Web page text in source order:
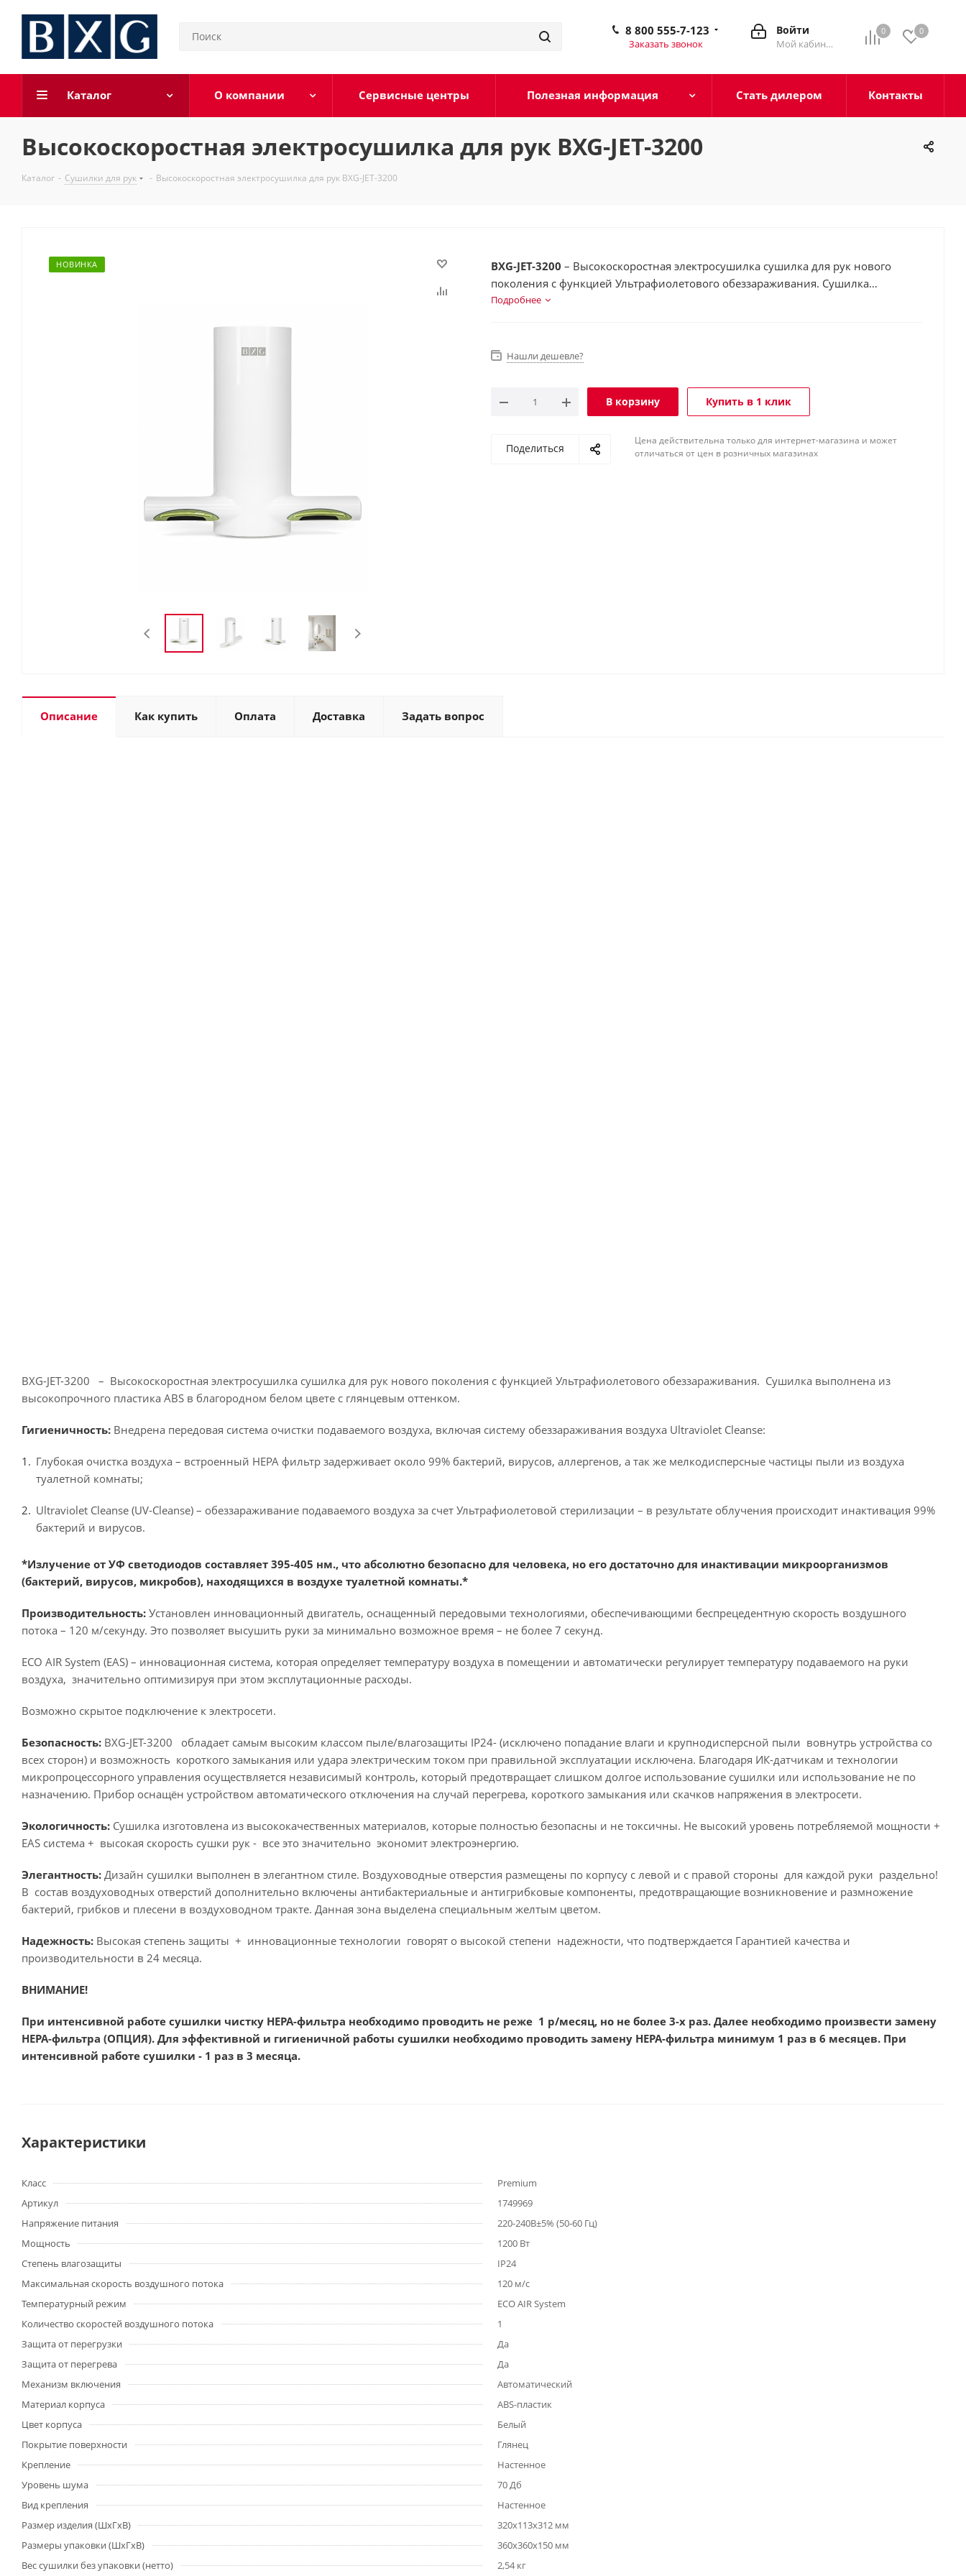
0 0
Войти
Мой кабинет
8 800 555-7-123
Заказать звонок
Каталог О компании Сервисные центры Полезная информация Стать дилером Контакты
Высокоскоростная электросушилка для рук BXG-JET-3200
Каталог - Сушилки для рук - Высокоскоростная электросушилка для рук BXG-JET-3200
НОВИНКА BXG-JET-3200
поколения с функцией Ультрафиолетового обеззараживания. Сушилка
выполнена из высокопрочного пластика ABS в благородном белом цвете с
Подробнее
Нашли дешевле?
В корзину Купить в 1 клик
Поделиться
Цена действительна только для интернет-магазина и может
отличаться от цен в розничных магазинах
Описание Как купить Оплата Доставка Задать вопрос
BXG-JET-3200 – Высокоскоростная электросушилка сушилка для рук нового поколения с функцией Ультрафиолетового обеззараживания. Сушилка выполнена из
высокопрочного пластика ABS в благородном белом цвете с глянцевым оттенком.
Гигиеничность: Внедрена передовая система очистки подаваемого воздуха, включая систему обеззараживания воздуха Ultraviolet Cleanse:
Глубокая очистка воздуха – встроенный НЕРА фильтр задерживает около 99% бактерий, вирусов, аллергенов, а так же мелкодисперсные частицы пыли из воздуха
туалетной комнаты;
Ultraviolet Cleanse (UV-Cleanse) – обеззараживание подаваемого воздуха за счет Ультрафиолетовой стерилизации – в результате облучения происходит инактивация 99%
бактерий и вирусов.
*Излучение от УФ светодиодов составляет 395-405 нм., что абсолютно безопасно для человека, но его достаточно для инактивации микроорганизмов
(бактерий, вирусов, микробов), находящихся в воздухе туалетной комнаты.*
Производительность: Установлен инновационный двигатель, оснащенный передовыми технологиями, обеспечивающими беспрецедентную скорость воздушного
потока – 120 м/секунду. Это позволяет высушить руки за минимально возможное время – не более 7 секунд.
ECO AIR System (EAS) – инновационная система, которая определяет температуру воздуха в помещении и автоматически регулирует температуру подаваемого на руки
воздуха, значительно оптимизируя при этом эксплутационные расходы.
Возможно скрытое подключение к электросети.
Безопасность: BXG-JET-3200 обладает самым высоким классом пыле/влагозащиты IP24- (исключено попадание влаги и крупнодисперсной пыли вовнутрь устройства со
всех сторон) и возможность короткого замыкания или удара электрическим током при правильной эксплуатации исключена. Благодаря ИК-датчикам и технологии
микропроцессорного управления осуществляется независимый контроль, который предотвращает слишком долгое использование сушилки или использование не по
назначению. Прибор оснащён устройством автоматического отключения на случай перегрева, короткого замыкания или скачков напряжения в электросети.
Экологичность: Сушилка изготовлена из высококачественных материалов, которые полностью безопасны и не токсичны. Не высокий уровень потребляемой мощности +
EAS система + высокая скорость сушки рук - все это значительно экономит электроэнергию.
Элегантность: Дизайн сушилки выполнен в элегантном стиле. Воздуховодные отверстия размещены по корпусу с левой и с правой стороны для каждой руки раздельно!
В состав воздуховодных отверстий дополнительно включены антибактериальные и антигрибковые компоненты, предотвращающие возникновение и размножение
бактерий, грибков и плесени в воздуховодном тракте. Данная зона выделена специальным желтым цветом.
Надежность: Высокая степень защиты + инновационные технологии говорят о высокой степени надежности, что подтверждается Гарантией качества и
производительности в 24 месяца.
ВНИМАНИЕ!
При интенсивной работе сушилки чистку НЕРА-фильтра необходимо проводить не реже 1 р/месяц, но не более 3-х раз. Далее необходимо произвести замену
НЕРА-фильтра (ОПЦИЯ). Для эффективной и гигиеничной работы сушилки необходимо проводить замену НЕРА-фильтра минимум 1 раз в 6 месяцев. При
интенсивной работе сушилки - 1 раз в 3 месяца.
Характеристики
Класс
Premium
Артикул
1749969
Напряжение питания
220-240В±5% (50-60 Гц)
Мощность
1200 Вт
Степень влагозащиты
IP24
Максимальная скорость воздушного потока
120 м/с
Температурный режим
ECO AIR System
Количество скоростей воздушного потока
1
Защита от перегрузки
Да
Защита от перегрева
Да
Механизм включения
Автоматический
Материал корпуса
ABS-пластик
Цвет корпуса
Белый
Покрытие поверхности
Глянец
Крепление
Настенное
Уровень шума
70 Дб
Вид крепления
Настенное
Размер изделия (ШхГхВ)
320х113х312 мм
Размеры упаковки (ШхГхВ)
360х360х150 мм
Вес сушилки без упаковки (нетто)
2,54 кг